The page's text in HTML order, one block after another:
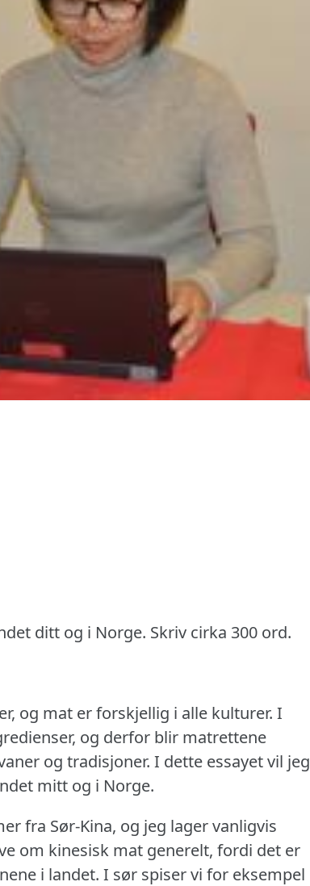
ditt og i Norge. Skriv cirka 300 ord.
og mat er forskjellig i alle kulturer. I
og derfor blir matrettene
og tradisjoner. I dette essayet vil jeg
mitt og i Norge.
fra Sør-Kina, og jeg lager vanligvis
om kinesisk mat generelt, fordi det er
i landet. I sør spiser vi for eksempel